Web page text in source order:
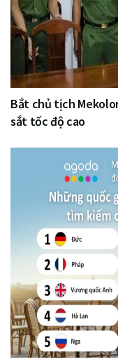
Bắt chủ tịch
sắt tốc độ cao